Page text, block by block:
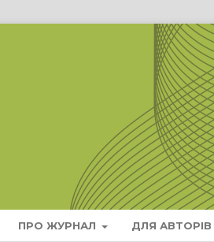
ПРО ЖУРНАЛ ДЛЯ АВТОРІВ